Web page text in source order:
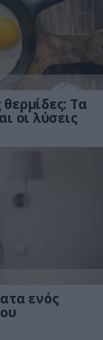
Τα
οι λύσεις
ενός